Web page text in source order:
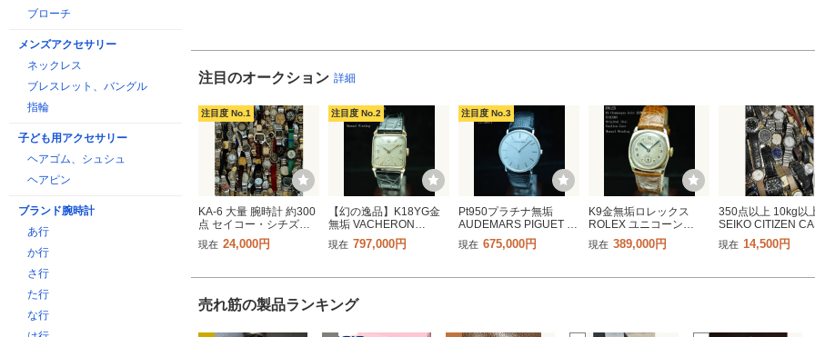
注目のオークション 詳細
注目度 No.1
KA-6 大量 腕時計 約300
点 セイコー・シチズ
ン・カシオ ・海外ブラ
ンド 他 SEIKO CITIZEN
ジャンク 、、
現在 24,000円
注目度 No.2
【幻の逸品】K18YG金
無垢 VACHERON
CONSTANTIN ヴァシュ
ロンコンスタンタン
1940年代 総重量31ｇ メ
現在 797,000円
注目度 No.3
Pt950プラチナ無垢
AUDEMARS PIGUET オ
ーデマ・ピゲ EXTRA
FLAT エクストラフラッ
ーク1970年代 31.1ｇ メ
現在 675,000円
K9金無垢ロレックス
ROLEX ユニコーン
UNICORN Cushion
Case アンティーク1930
ナル文字盤 メンズ ボー
現在 389,000円
350点以上 10kg以
SEIKO CITIZEN
NB等 腕時計 まと
め セット 大量
ンド ジャンク 1
現在 14,500円
売れ筋の製品ランキング
ブローチ
メンズアクセサリー
ネックレス
ブレスレット、バングル
指輪
子ども用アクセサリー
ヘアゴム、シュシュ
ヘアピン
ブランド腕時計
あ行
か行
さ行
た行
な行